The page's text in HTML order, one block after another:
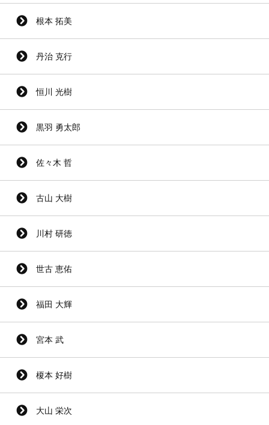
根本 拓美
丹治 克行
恒川 光樹
黒羽 勇太郎
佐々木 哲
古山 大樹
川村 研徳
世古 恵佑
福田 大輝
宮本 武
榎本 好樹
大山 栄次